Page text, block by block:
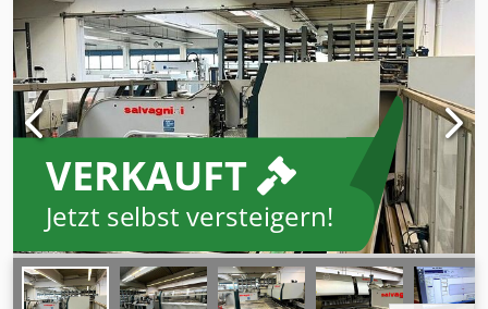
VERKAUFT
Jetzt selbst versteigern!